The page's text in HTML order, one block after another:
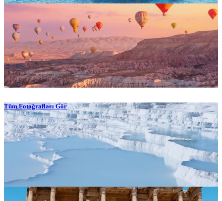
Tüm Fotoğrafları Gör